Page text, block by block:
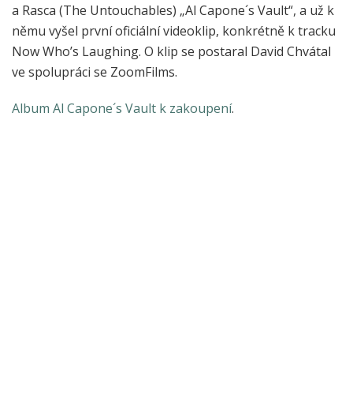
a Rasca (The Untouchables) „Al Capone´s Vault“, a už k
němu vyšel první oficiální videoklip, konkrétně k tracku
Now Who’s Laughing. O klip se postaral David Chvátal
ve spolupráci se ZoomFilms.
Album Al Capone´s Vault k zakoupení.